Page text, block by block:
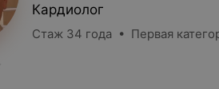
Кардиолог
Стаж 34 года • Первая